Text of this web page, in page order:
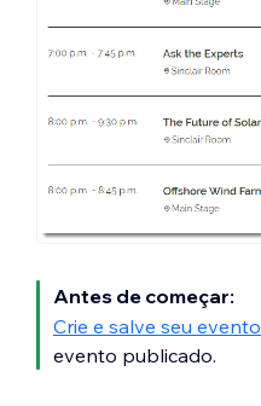
Antes de começar:
Crie e salve seu evento
evento publicado.